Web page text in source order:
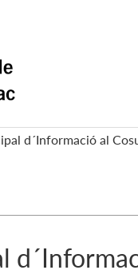
d´Informació al